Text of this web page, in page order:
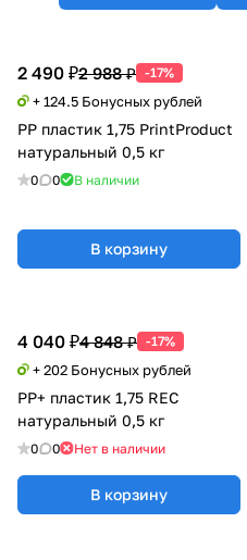
2 490 ₽2 988 ₽ -17%
+ 124.5 Бонусных рублей
PP пластик 1,75 PrintProduct
натуральный 0,5 кг
0 0 В наличии
В корзину
4 040 ₽4 848 ₽ -17%
+ 202 Бонусных рублей
PP+ пластик 1,75 REC
натуральный 0,5 кг
0 0 Нет в наличии
В корзину